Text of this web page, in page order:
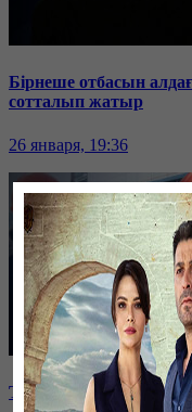
Бірнеше отбасын
сотталып жатыр
26 января, 19:36
Таразда ТЭЦ